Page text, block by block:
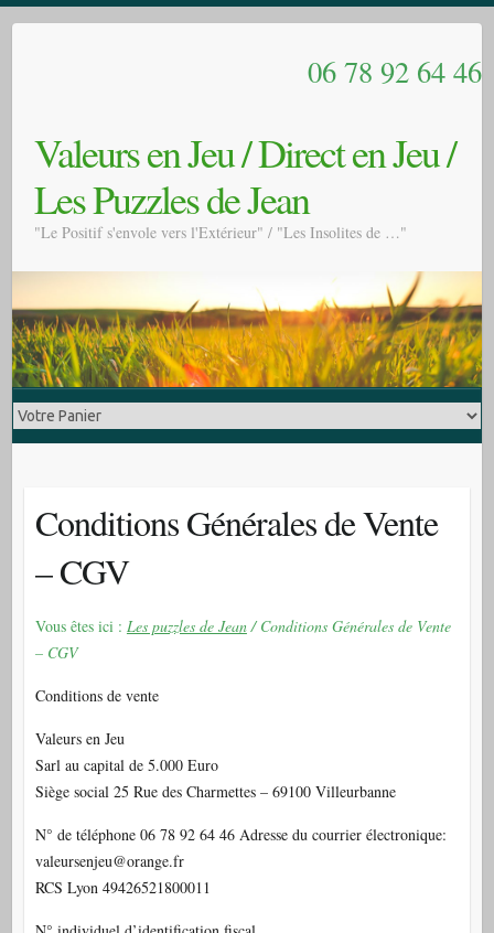
06 78 92 64 46
Valeurs en Jeu / Direct en Jeu /
Les Puzzles de Jean
"Le Positif s'envole vers l'Extérieur" / "Les Insolites de …"
Conditions Générales de Vente
– CGV
Vous êtes ici : Les puzzles de Jean/ Conditions Générales de Vente
– CGV
Conditions de vente
Valeurs en Jeu
Sarl au capital de 5.000 Euro
Siège social 25 Rue des Charmettes – 69100 Villeurbanne
N° de téléphone 06 78 92 64 46 Adresse du courrier électronique:
valeursenjeu@orange.fr
RCS Lyon 49426521800011